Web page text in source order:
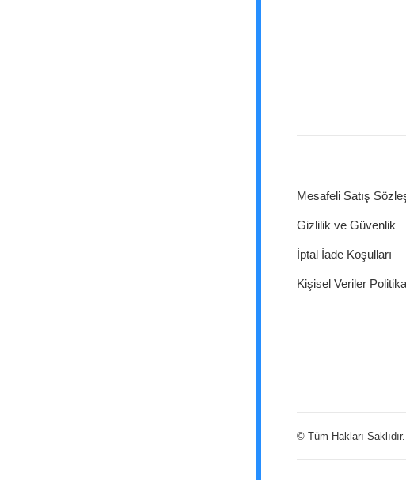
Mesafeli Satış
Gizlilik ve Güvenlik
İptal İade Koşulları
Kişisel Veriler
© Tüm Hakları